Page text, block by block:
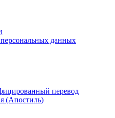
данных
перевод
(Апостиль)